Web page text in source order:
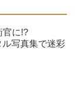
官に!?
ル写真集で迷彩